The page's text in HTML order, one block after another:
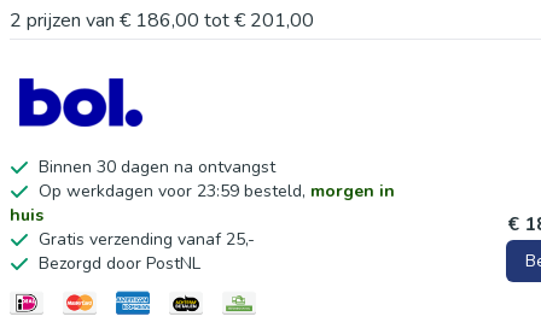
De barkruk is voor binnen.
2 prijzen van € 186,00 tot€ 201,00
Binnen 30 dagen na ontvangst
Op werkdagen voor 23:59 besteld, morgen in
huis
Gratis verzending vanaf 25,-
Bezorgd door PostNL
€